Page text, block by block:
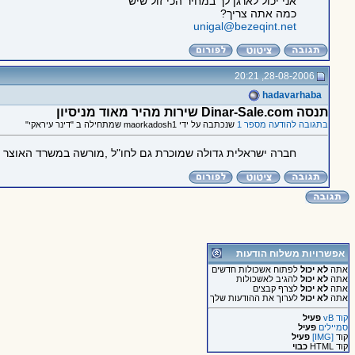
כמה אתה צריך?
unigal@bezeqint.net
28-08-2006, 20:21
hadavarhaba
תנסה Dinar-Sale.com שירות מהיר מאוד מניסיון
בתגובה להודעה מספר 1 שנכתבה על ידי maorkadosh1 שמתחילה ב "דינר עיראקי"
חברה ישראלית גדולה שמוכרת גם לחו"ל ,מורשה במשרד האוצר
אפשרויות משלוח הודעות
אתה לא יכוללפתוח אשכולות חדשים
אתה לא יכוללהגיב לאשכולות
אתה לא יכוללצרף קבצים
אתה לא יכוללערוך את ההודעות שלך
קוד vB
פעיל
סמיילים פעיל
קוד [IMG]
פעיל
קוד HTML
כבוי